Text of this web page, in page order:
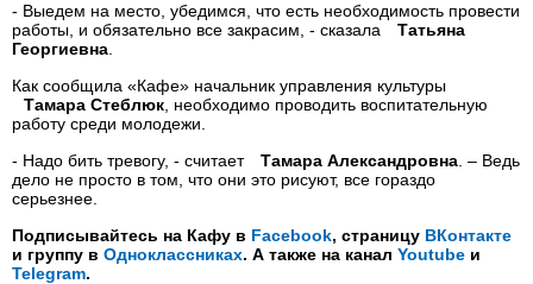
- Выедем на место, убедимся, что есть необходимость провести
работы, и обязательно все закрасим, - сказала
Татьяна
Георгиевна
Как сообщила «Кафе» начальник управления культуры
Тамара Стеблюк , необходимо проводить воспитательную
работу среди молодежи.
- Надо бить тревогу, - считает
Тамара Александровна . – Ведь
дело не просто в том, что они это рисуют, все гораздо
серьезнее.
Подписывайтесь на Кафу в Facebook, страницу ВКонтакте
и группу в Одноклассниках. А также на канал Youtube и
Telegram.